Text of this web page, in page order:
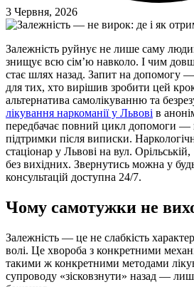
3 Червня, 2026
Залежність руйнує не лише саму
знищує всю сім’ю навколо. І чим
стає шлях назад. Запит на допомогу
для тих, хто вирішив зробити цей
альтернатива самолікуванню та
лікування наркоманії у Львові в
передбачає повний цикл допомоги —
підтримки після виписки.
стаціонар у Львові на вул.
без вихідних. Звернутись можна у
консультацій доступна 24/7.
Чому самотужки не
Залежність — це не слабкість
волі. Це хвороба з конкретними
такими ж конкретними методами
супроводу «зісковзнути» назад —